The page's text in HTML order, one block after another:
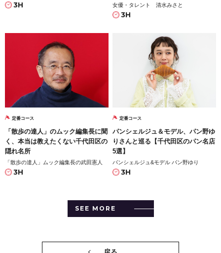
3H 女優・タレント 清水みさと
3H
定番コース
「散歩の達人」のムック編集長に聞
く、本当は教えたくない千代田区の
隠れ名所
「散歩の達人」ムック編集長の武田憲人
3H
定番コース
パンシェルジュ＆モデル、パン野ゆ
りさんと巡る【千代田区のパン名店
5選】
パンシェルジュ&モデル パン野ゆり
3H
SEE MORE